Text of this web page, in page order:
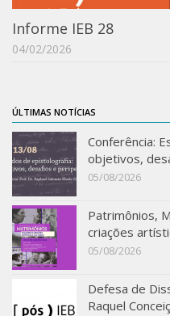
Informe IEB 28
04/02/2026
ÚLTIMAS NOTÍCIAS
Conferência:
objetivos,
05/08/2026
Patrimônios,
criações
05/08/2026
Defesa de
Raquel